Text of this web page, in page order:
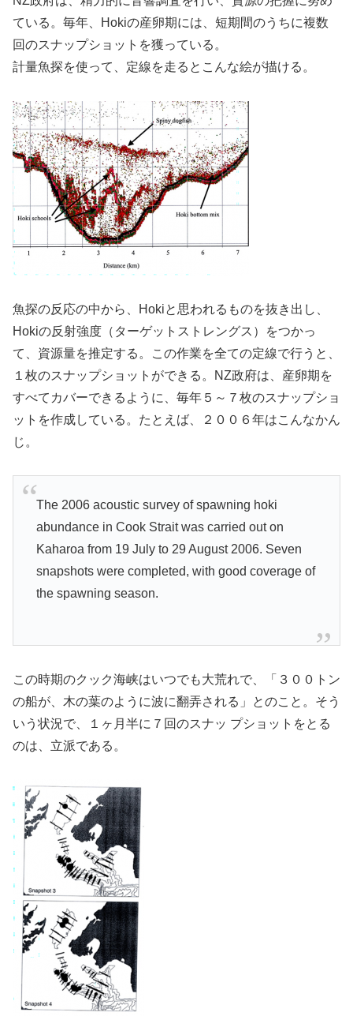
ている。毎年、Hokiの産卵期には、短期間のうちに複数
回のスナップショットを獲っている。
計量魚探を使って、定線を走るとこんな絵が描ける。
魚探の反応の中から、Hokiと思われるものを抜き出し、
Hokiの反射強度（ターゲットストレングス）をつかっ
て、資源量を推定する。この作業を全ての定線で行うと、
１枚のスナップショットができる。NZ政府は、産卵期を
すべてカバーできるように、毎年５～７枚のスナップショ
ットを作成している。たとえば、２００６年はこんなかん
じ。
The 2006 acoustic survey of spawning hoki
abundance in Cook Strait was carried out on
Kaharoa from 19 July to 29 August 2006. Seven
snapshots were completed, with good coverage of
the spawning season.
この時期のクック海峡はいつでも大荒れで、「３００トン
の船が、木の葉のように波に翻弄される」とのこと。そう
いう状況で、１ヶ月半に７回のスナッ プショットをとる
のは、立派である。